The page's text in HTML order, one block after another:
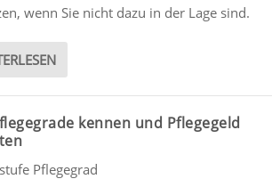
wenn Sie nicht dazu in der Lage sind.
kennen und Pflegegeld
Pflegegrad